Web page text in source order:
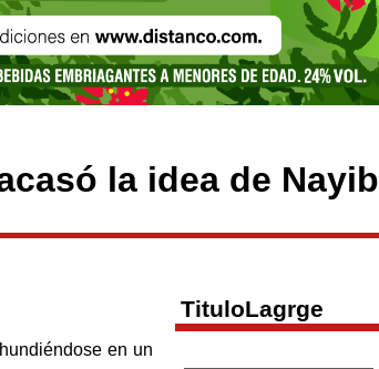
la idea de Nayib
en un
TituloLagrge